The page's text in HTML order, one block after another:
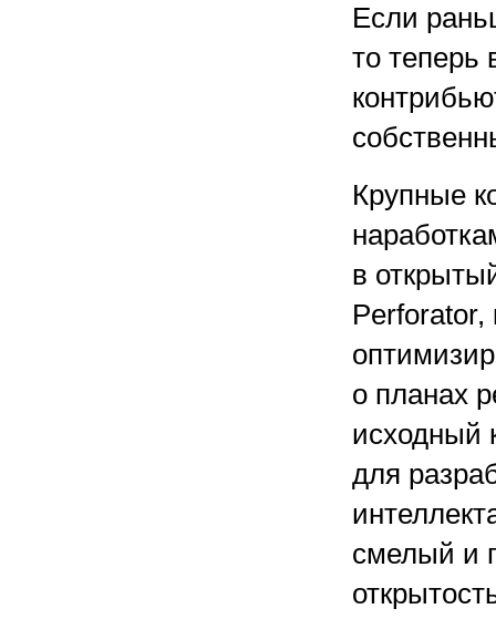
Если
то теперь
Крупные
в
о планах
исходный
для
смелый и